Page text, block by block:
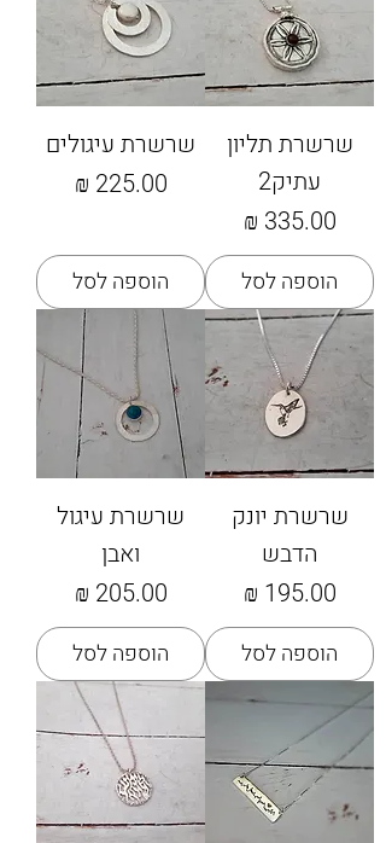
שרשרת תליון
עתיק2
מחיר
הוספה לסל
שרשרת עיגולים
מחיר
הוספה לסל
שרשרת יונק
הדבש
מחיר
הוספה לסל
שרשרת עיגול
ואבן
מחיר
הוספה לסל